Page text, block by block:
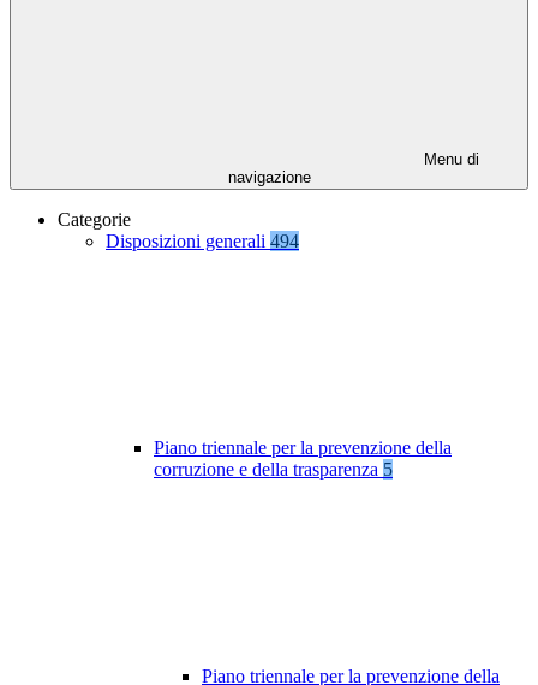
Menu di
navigazione
Categorie
Disposizioni generali 494
Piano triennale per la prevenzione della
corruzione e della trasparenza 5
Piano triennale per la prevenzione della